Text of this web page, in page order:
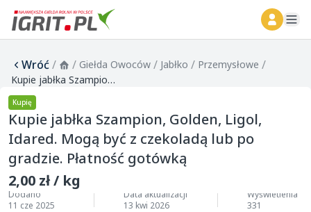
Wróć/ / Giełda Owoców / Jabłko / Przemysłowe /
Kupie jabłka Szampion, Golden, Ligol, Idared. Mogą być z czekoladą lub po gradzie. Płatność gotówką
Kupię
Kupie jabłka Szampion, Golden, Ligol,
Idared. Mogą być z czekoladą lub po
gradzie. Płatność gotówką
2,00 zł / kg
Dodano
11 cze 2025
Data aktualizacji
13 kwi 2026
Wyświetlenia
331